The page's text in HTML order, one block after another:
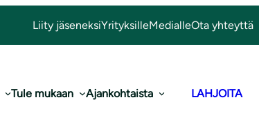
Liity jäseneksiYrityksilleMedialleOta yhteyttä
Tule mukaan Ajankohtaista LAHJOITA